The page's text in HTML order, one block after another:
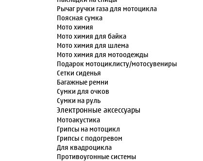
Рычаг ручки газа для мотоцикла
Поясная сумка
Мото химия
Мото химия для байка
Мото химия для шлема
Мото химия для мотоодежды
Подарок мотоциклисту/мотосувениры
Сетки сиденья
Багажные ремни
Сумки для очков
Сумки на руль
Электронные аксессуары
Мотоакустика
Грипсы на мотоцикл
Грипсы с подогревом
Для квадроцикла
Противоугонные системы